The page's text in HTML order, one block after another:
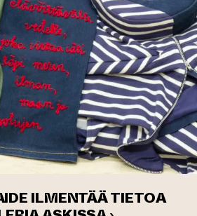
ILMENTÄÄ TIETOA